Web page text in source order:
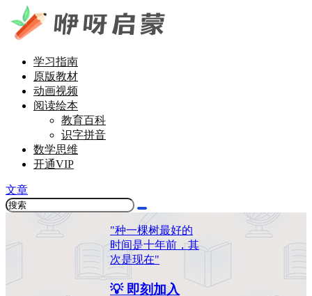
学习指南
原版教材
动画视频
阅读绘本
教育百科
识字拼音
数学思维
开通VIP
文章
"种一棵树最好的
时间是十年前，其
次是现在"
💡 即刻加入